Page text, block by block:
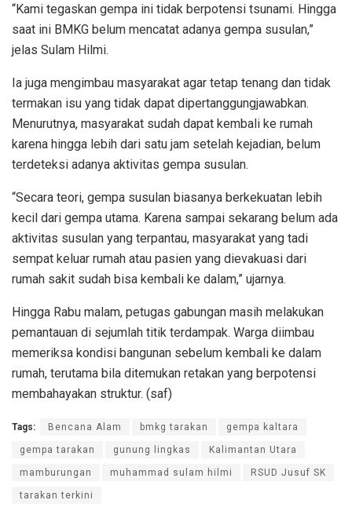
“Kami tegaskan gempa ini tidak berpotensi tsunami. Hingga
saat ini BMKG belum mencatat adanya gempa susulan,”
jelas Sulam Hilmi.
Ia juga mengimbau masyarakat agar tetap tenang dan tidak
termakan isu yang tidak dapat dipertanggungjawabkan.
Menurutnya, masyarakat sudah dapat kembali ke rumah
karena hingga lebih dari satu jam setelah kejadian, belum
terdeteksi adanya aktivitas gempa susulan.
“Secara teori, gempa susulan biasanya berkekuatan lebih
kecil dari gempa utama. Karena sampai sekarang belum ada
aktivitas susulan yang terpantau, masyarakat yang tadi
sempat keluar rumah atau pasien yang dievakuasi dari
rumah sakit sudah bisa kembali ke dalam,” ujarnya.
Hingga Rabu malam, petugas gabungan masih melakukan
pemantauan di sejumlah titik terdampak. Warga diimbau
memeriksa kondisi bangunan sebelum kembali ke dalam
rumah, terutama bila ditemukan retakan yang berpotensi
membahayakan struktur. (saf)
Tags: Bencana Alam bmkg tarakan gempa kaltara
gempa tarakan gunung lingkas Kalimantan Utara
mamburungan muhammad sulam hilmi RSUD Jusuf SK
tarakan terkini